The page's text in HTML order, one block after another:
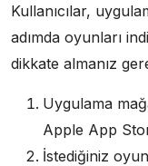
Kullanıcılar,
adımda oyunları
dikkate almanız
Uygulama
Apple App
İstediğiniz